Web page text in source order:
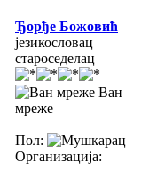
Ђорђе Божовић
језикословац
староседелац
Ван
мреже
Пол:
Организација: